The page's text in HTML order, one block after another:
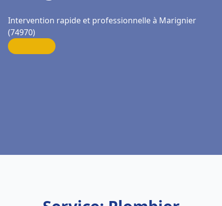
Intervention rapide et professionnelle à Marignier
(74970)